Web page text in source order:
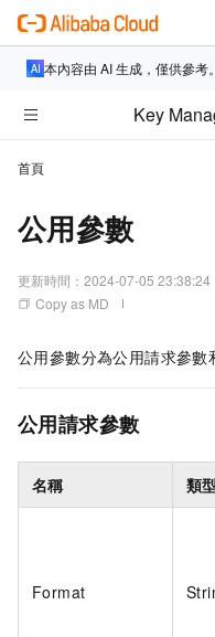
本內容由 AI 生成，僅供參考
Key
首頁
公用參數
更新時間： 2024-07-05 23:38:24
Copy as MD
公用參數分為公用請求參數
公用請求參數
名稱 類型
Format